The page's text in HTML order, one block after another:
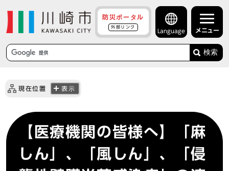
防災ポータル
外部リンク
Language メニュー
検索
現在位置 表示
【医療機関の皆様へ】「麻
しん」、「風しん」、「侵